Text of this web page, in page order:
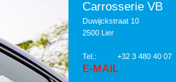
Carrosserie VB
Duwijckstraat 10
2500 Lier
Tel.: +32 3 480 40 07
E-MAIL